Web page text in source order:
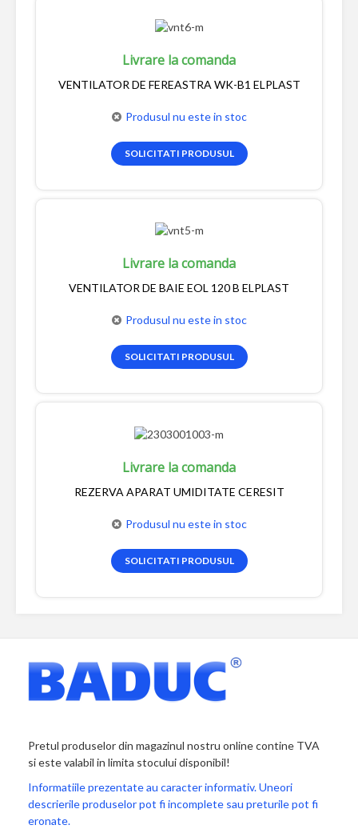
Livrare la comanda
VENTILATOR DE FEREASTRA WK-B1 ELPLAST
Produsul nu este in stoc
SOLICITATI PRODUSUL
Livrare la comanda
VENTILATOR DE BAIE EOL 120 B ELPLAST
Produsul nu este in stoc
SOLICITATI PRODUSUL
Livrare la comanda
REZERVA APARAT UMIDITATE CERESIT
Produsul nu este in stoc
SOLICITATI PRODUSUL
Pretul produselor din magazinul nostru online contine TVA
si este valabil in limita stocului disponibil!
Informatiile prezentate au caracter informativ. Uneori
descrierile produselor pot fi incomplete sau preturile pot fi
eronate.